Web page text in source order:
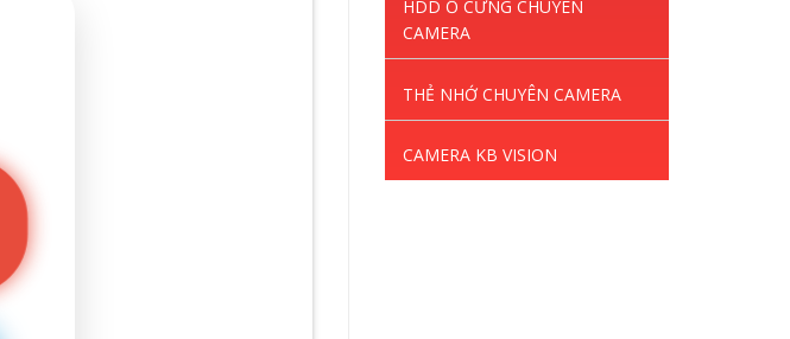
HDD Ổ CỨNG CHUYÊN
CAMERA
THẺ NHỚ CHUYÊN CAMERA
CAMERA KB VISION